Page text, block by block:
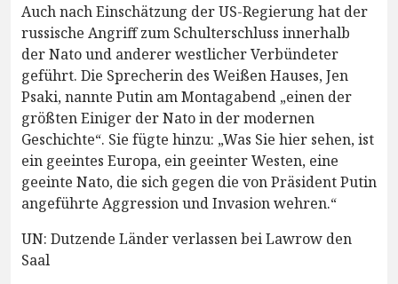
Auch nach Einschätzung der US-Regierung hat der
russische Angriff zum Schulterschluss innerhalb
der Nato und anderer westlicher Verbündeter
geführt. Die Sprecherin des Weißen Hauses, Jen
Psaki, nannte Putin am Montagabend „einen der
größten Einiger der Nato in der modernen
Geschichte“. Sie fügte hinzu: „Was Sie hier sehen, ist
ein geeintes Europa, ein geeinter Westen, eine
geeinte Nato, die sich gegen die von Präsident Putin
angeführte Aggression und Invasion wehren.“
UN: Dutzende Länder verlassen bei Lawrow den
Saal